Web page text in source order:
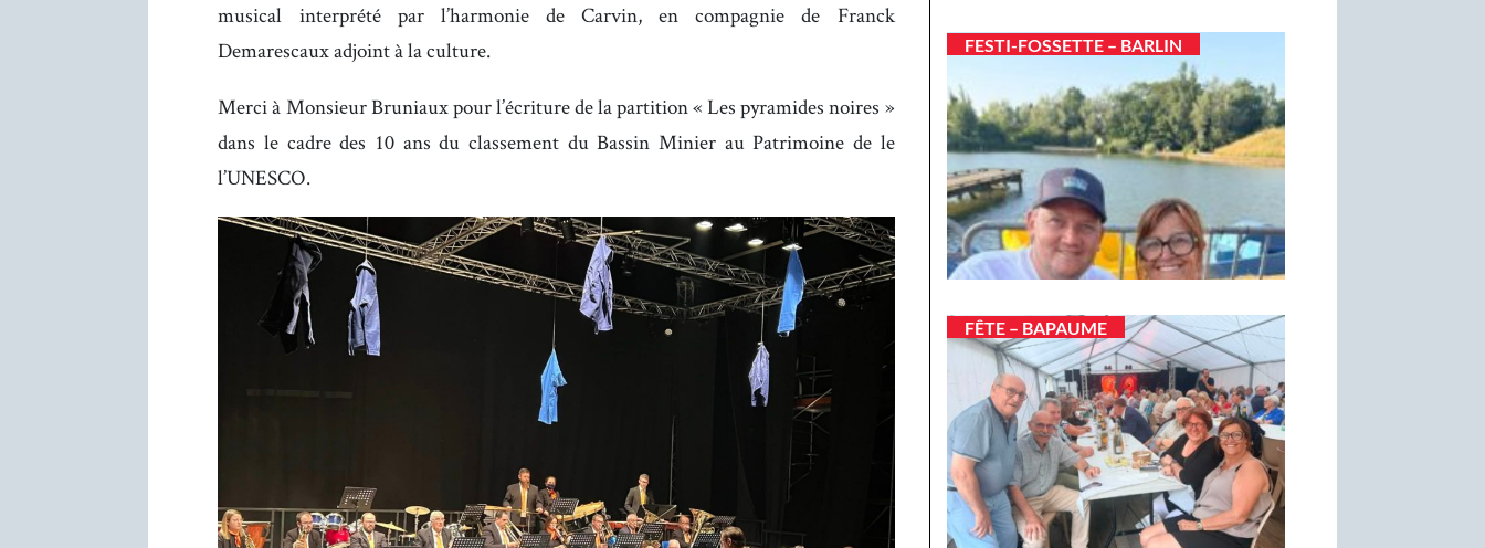
musical interprété par l’harmonie de Carvin, en compagnie de Franck
Demarescaux adjoint à la culture.
Merci à Monsieur Bruniaux pour l’écriture de la partition « Les pyramides noires »
dans le cadre des 10 ans du classement du Bassin Minier au Patrimoine de le
l’UNESCO.
FESTI-FOSSETTE – BARLIN
FÊTE – BAPAUME